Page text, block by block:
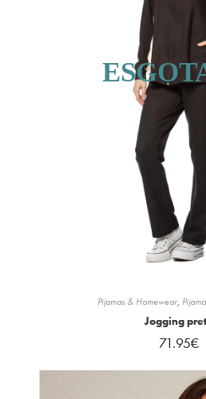
Pijamas & Homewear,
Jogging
71.95€